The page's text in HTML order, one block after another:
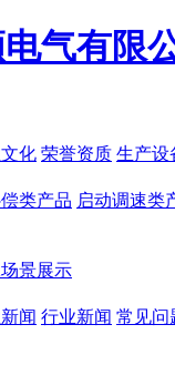
化 荣誉资质 生产设
类产品 启动调速类
景展示
闻 行业新闻 常见问